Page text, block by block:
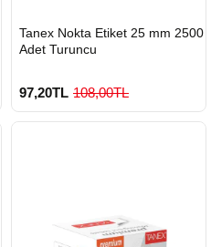
GÖNDERİ
Tanex Nokta Etiket 25 mm 2500
Adet Turuncu
97,20TL 108,00TL